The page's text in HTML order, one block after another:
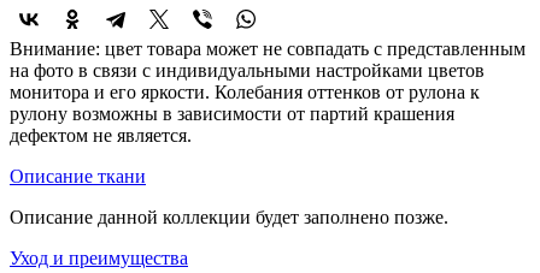
Внимание: цвет товара может не совпадать с представленным
на фото в связи с индивидуальными настройками цветов
монитора и его яркости. Колебания оттенков от рулона к
рулону возможны в зависимости от партий крашения
дефектом не является.
Описание ткани
Описание данной коллекции будет заполнено позже.
Уход и преимущества